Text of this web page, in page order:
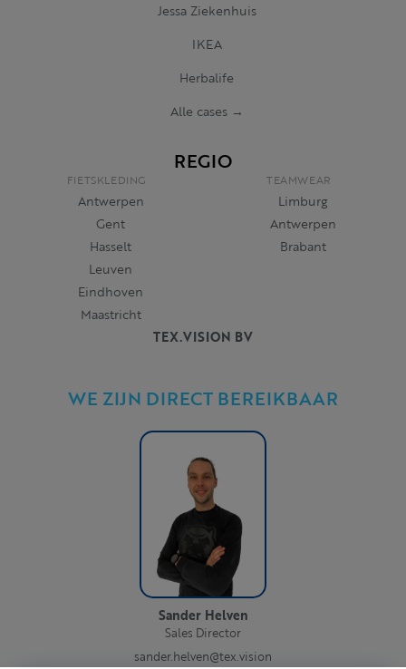
TEX.VISION BV
WE ZIJN DIRECT BEREIKBAAR
Sander Helven
Sales Director
sander.helven@tex.vision
Jessa Ziekenhuis
IKEA
Herbalife
Alle cases →
REGIO
FIETSKLEDING
Antwerpen
Gent
Hasselt
Leuven
Eindhoven
Maastricht
TEAMWEAR
Limburg
Antwerpen
Brabant